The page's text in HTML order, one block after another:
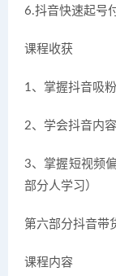
6.抖音快速起号
课程收获
1、掌握抖音吸
2、学会抖音内
3、掌握短视频
部分人学习）
第六部分抖音带
课程内容